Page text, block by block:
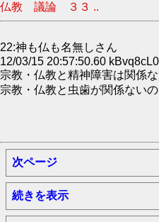
仏教 議論 ３３ ..
22:神も仏も名無しさん
12/03/15 20:57:50.60 kBvq8cL0
宗教・仏教と精神障害は関係な
宗教・仏教と虫歯が関係ないの
次ページ
続きを表示